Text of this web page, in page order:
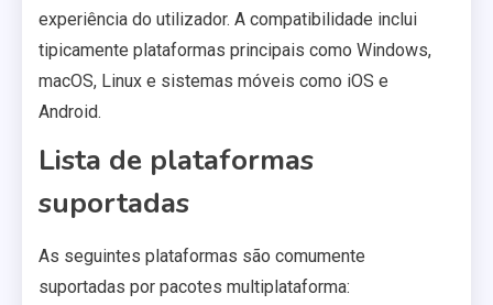
experiência do utilizador. A compatibilidade inclui
tipicamente plataformas principais como Windows,
macOS, Linux e sistemas móveis como iOS e
Android.
Lista de plataformas
suportadas
As seguintes plataformas são comumente
suportadas por pacotes multiplataforma: